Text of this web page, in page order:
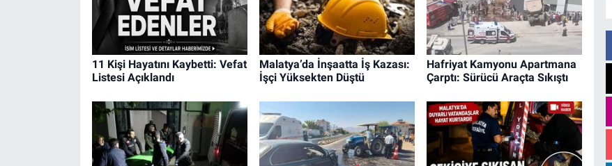
11 Kişi Hayatını Kaybetti: Vefat
Listesi Açıklandı
Malatya’da İnşaatta İş Kazası:
İşçi Yüksekten Düştü
Hafriyat Kamyonu Apartmana
Çarptı: Sürücü Araçta Sıkıştı